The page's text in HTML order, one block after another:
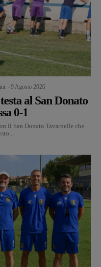
9 Agosto 2026
al San Donato
0-1
il San Donato Tavarnelle che